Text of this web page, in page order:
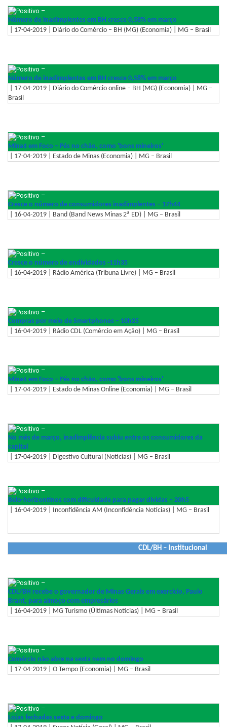
–
Número de inadimplentes em BH cresce 0,58% em março
| 17-04-2019 | Diário do Comércio – BH (MG) (Economia) | MG – Brasil
–
Número de inadimplentes em BH cresce 0,58% em março
| 17-04-2019 | Diário do Comércio online – BH (MG) (Economia) | MG –
Brasil
–
Mina$ em Foco – Pés no chão, como 'bons mineiros'
| 17-04-2019 | Estado de Minas (Economia) | MG – Brasil
–
Cresce o número de consumidores inadimplentes – 17h44
| 16-04-2019 | Band (Band News Minas 2ª ED) | MG – Brasil
–
Cresce o número de endividados -11h35
| 16-04-2019 | Rádio América (Tribuna Livre) | MG – Brasil
–
Compras por meio de Smartphones – 10h25
| 16-04-2019 | Rádio CDL (Comércio em Ação) | MG – Brasil
–
Mina$ em Foco – Pés no chão, como 'bons mineiros'
| 17-04-2019 | Estado de Minas Online (Economia) | MG – Brasil
–
No mês de março, inadimplência subiu entre os consumidores da
capital
| 17-04-2019 | Digestivo Cultural (Notícias) | MG – Brasil
–
Belo-horizontinos com dificuldade para pagar dívidas – 20h5
| 16-04-2019 | Inconfidência AM (Inconfidência Notícias) | MG – Brasil
CDL/BH – Institucional
–
CDL/BH recebe o governador de Minas Gerais em exercício, Paulo
Brant, para almoço com empresários
| 16-04-2019 | MG Turismo (Últimas Notícias) | MG – Brasil
–
Comércio não abre na sexta nem no domingo
| 17-04-2019 | O Tempo (Economia) | MG – Brasil
–
Lojas fechadas sexta e domingo